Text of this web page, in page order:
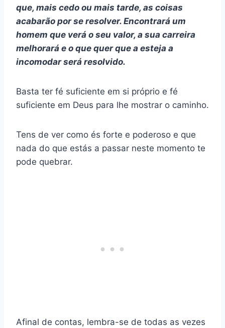
que, mais cedo ou mais tarde, as coisas
acabarão por se resolver. Encontrará um
homem que verá o seu valor, a sua carreira
melhorará e o que quer que a esteja a
incomodar será resolvido.
Basta ter fé suficiente em si próprio e fé
suficiente em Deus para lhe mostrar o caminho.
Tens de ver como és forte e poderoso e que
nada do que estás a passar neste momento te
pode quebrar.
Afinal de contas, lembra-se de todas as vezes